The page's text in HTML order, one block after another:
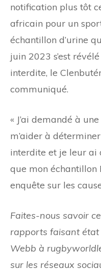
notification plus tôt
africain pour un
échantillon d’urine
juin 2023 s’est
interdite, le
communiqué.
« J’ai demandé à
m’aider à
interdite et je leur ai
que mon échantillon
enquête sur les
Faites-nous savoir
rapports faisant état
Webb à
sur les réseaux